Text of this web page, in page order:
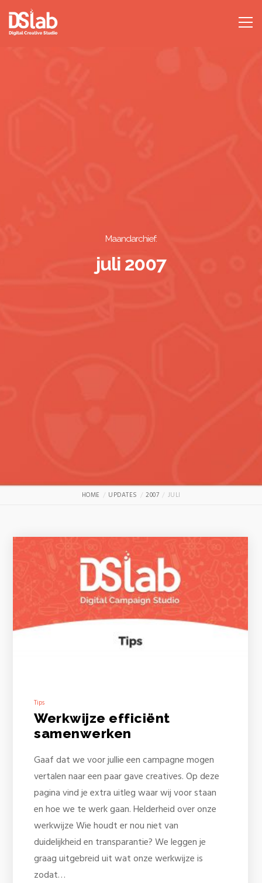
Maandarchief:
juli 2007
HOME UPDATES 2007 JULI
Tips
Werkwijze efficiënt
samenwerken
Gaaf dat we voor jullie een campagne mogen
vertalen naar een paar gave creatives. Op deze
pagina vind je extra uitleg waar wij voor staan
en hoe we te werk gaan. Helderheid over onze
werkwijze Wie houdt er nou niet van
duidelijkheid en transparantie? We leggen je
graag uitgebreid uit wat onze werkwijze is
zodat…